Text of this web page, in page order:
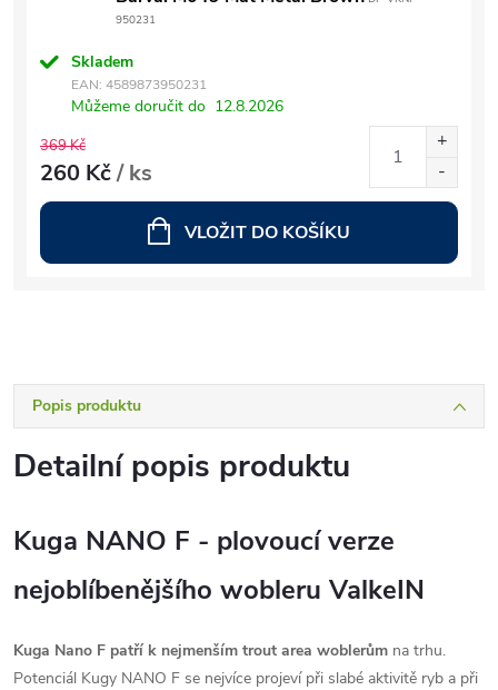
950231
Skladem
EAN: 4589873950231
Můžeme doručit do 12.8.2026
369 Kč
260 Kč/ ks
VLOŽIT DO KOŠÍKU
Popis produktu
Detailní popis produktu
Kuga NANO F - plovoucí verze
nejoblíbenějšího wobleru ValkeIN
Kuga Nano F patří k nejmenším trout area woblerům na trhu.
Potenciál Kugy NANO F se nejvíce projeví při slabé aktivitě ryb a při